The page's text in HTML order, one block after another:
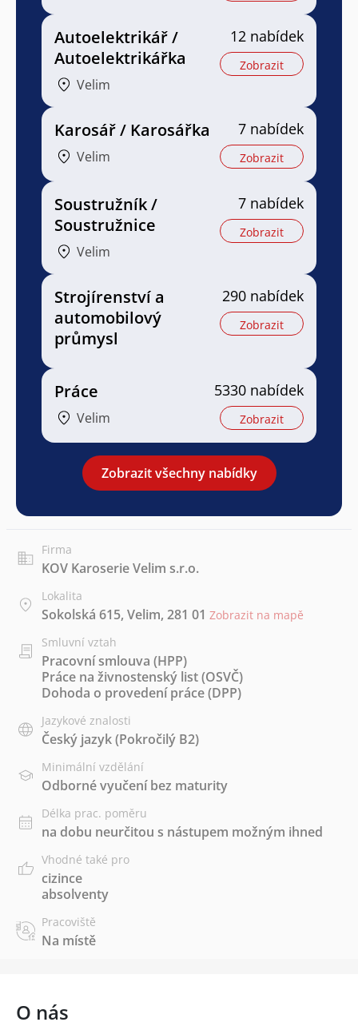
Autoelektrikář /
Autoelektrikářka
Velim
12 nabídek
Zobrazit
Karosář / Karosářka
Velim
7 nabídek
Zobrazit
Soustružník /
Soustružnice
Velim
7 nabídek
Zobrazit
Strojírenství a
automobilový
průmysl
290 nabídek
Zobrazit
Práce
Velim
5330 nabídek
Zobrazit
Zobrazit všechny nabídky
Firma
KOV Karoserie Velim s.r.o.
Lokalita
Sokolská 615, Velim, 281 01 Zobrazit na mapě
Smluvní vztah
Pracovní smlouva (HPP)
Práce na živnostenský list (OSVČ)
Dohoda o provedení práce (DPP)
Jazykové znalosti
Český jazyk(Pokročilý B2)
Minimální vzdělání
Odborné vyučení bez maturity
Délka prac. poměru
na dobu neurčitou s nástupem možným ihned
Vhodné také pro
cizince
absolventy
Pracoviště
Na místě
O nás